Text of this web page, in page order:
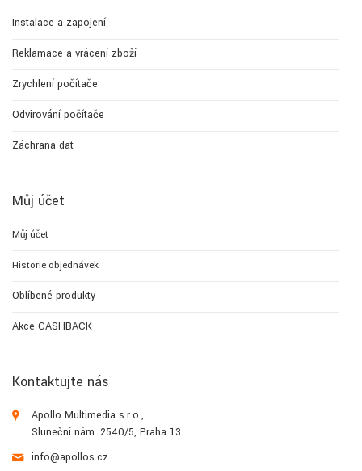
Instalace a zapojení
Reklamace a vrácení zboží
Zrychlení počítače
Odvirování počítače
Záchrana dat
Můj účet
Můj účet
Historie objednávek
Oblíbené produkty
Akce CASHBACK
Kontaktujte nás
Apollo Multimedia s.r.o.,
Sluneční nám. 2540/5, Praha 13
info@apollos.cz